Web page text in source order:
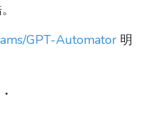
GPT-Automator 明